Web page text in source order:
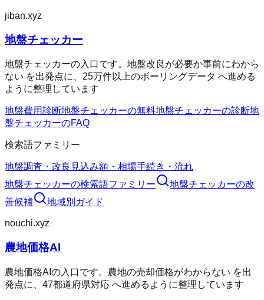
jiban.xyz
地盤チェッカー
地盤チェッカーの入口です。地盤改良が必要か事前にわから
ない を出発点に、25万件以上のボーリングデータ へ進める
ように整理しています
地盤費用診断地盤チェッカーの無料地盤チェッカーの診断地
盤チェッカーのFAQ
検索語ファミリー
地盤調査・改良 見込み額・相場手続き・流れ
地盤チェッカーの検索語ファミリー 地盤チェッカーの改
善候補
地域別ガイド
nouchi.xyz
農地価格AI
農地価格AIの入口です。農地の売却価格がわからない を出
発点に、47都道府県対応 へ進めるように整理しています